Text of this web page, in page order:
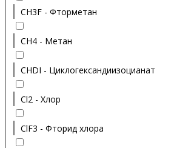
CH3F - Фторметан
CH4 - Метан
CHDI - Циклогександиизоцианат
Cl2 - Хлор
ClF3 - Фторид хлора